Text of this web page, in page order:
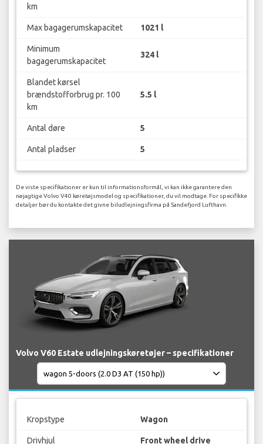
km
Max bagagerumskapacitet 1021 l
Minimum
bagagerumskapacitet
324 l
Blandet kørsel
brændstofforbrug pr. 100
km
5.5 l
Antal døre 5
Antal pladser 5
De viste specifikationer er kun til informationsformål, vi kan ikke garantere den
nøjagtige Volvo V40 køretøjsmodel og specifikationer, du vil modtage. For specifikke
detaljer bør du kontakte det givne biludlejningsfirma på Sandefjord Lufthavn.
Volvo V60 Estate udlejningskøretøjer – specifikationer
Kropstype Wagon
Drivhjul Front wheel drive